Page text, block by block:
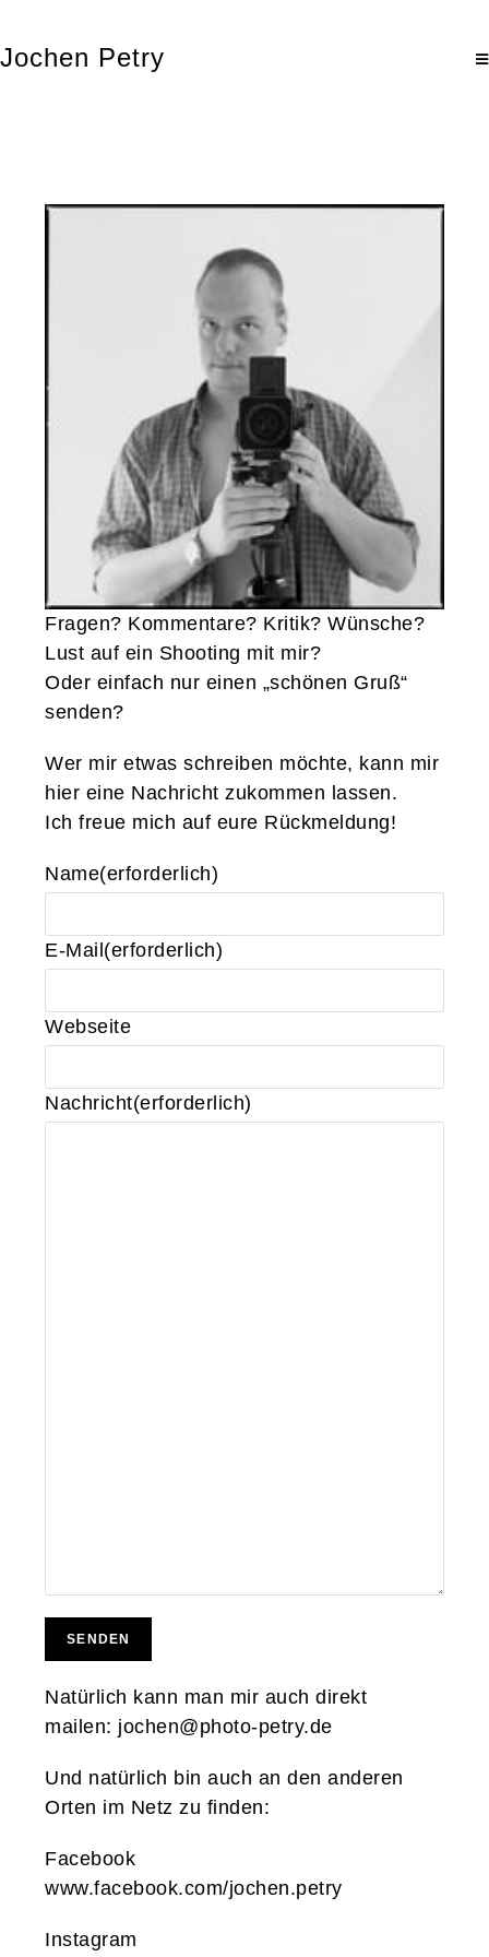
Jochen Petry
Fragen? Kommentare? Kritik? Wünsche?
Lust auf ein Shooting mit mir?
Oder einfach nur einen „schönen Gruß“
senden?
Wer mir etwas schreiben möchte, kann mir
hier eine Nachricht zukommen lassen.
Ich freue mich auf eure Rückmeldung!
Name(erforderlich)
E-Mail (erforderlich)
Webseite
Nachricht(erforderlich)
SENDEN
Natürlich kann man mir auch direkt
mailen: jochen@photo-petry.de
Und natürlich bin auch an den anderen
Orten im Netz zu finden:
Facebook
www.facebook.com/jochen.petry
Instagram